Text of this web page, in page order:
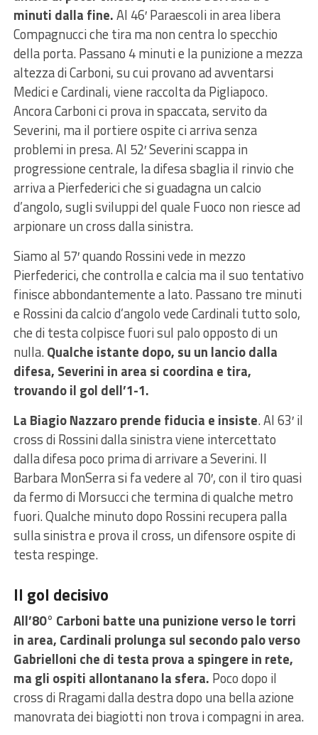
minuti dalla fine.Al 46′ Paraescoli in area libera
Compagnucci che tira ma non centra lo specchio
della porta. Passano 4 minuti e la punizione a mezza
altezza di Carboni, su cui provano ad avventarsi
Medici e Cardinali, viene raccolta da Pigliapoco.
Ancora Carboni ci prova in spaccata, servito da
Severini, ma il portiere ospite ci arriva senza
problemi in presa. Al 52′ Severini scappa in
progressione centrale, la difesa sbaglia il rinvio che
arriva a Pierfederici che si guadagna un calcio
d’angolo, sugli sviluppi del quale Fuoco non riesce ad
arpionare un cross dalla sinistra.
Siamo al 57′ quando Rossini vede in mezzo
Pierfederici, che controlla e calcia ma il suo tentativo
finisce abbondantemente a lato. Passano tre minuti
e Rossini da calcio d’angolo vede Cardinali tutto solo,
che di testa colpisce fuori sul palo opposto di un
nulla.Qualche istante dopo, su un lancio dalla
difesa, Severini in area si coordina e tira,
trovando il gol dell’1-1.
La Biagio Nazzaro prende fiducia e insiste. Al 63′ il
cross di Rossini dalla sinistra viene intercettato
dalla difesa poco prima di arrivare a Severini. Il
Barbara MonSerra si fa vedere al 70′, con il tiro quasi
da fermo di Morsucci che termina di qualche metro
fuori. Qualche minuto dopo Rossini recupera palla
sulla sinistra e prova il cross, un difensore ospite di
testa respinge.
Il gol decisivo
All’80° Carboni batte una punizione verso le torri
in area, Cardinali prolunga sul secondo palo verso
Gabrielloni che di testa prova a spingere in rete,
ma gli ospiti allontanano la sfera. Poco dopo il
cross di Rragami dalla destra dopo una bella azione
manovrata dei biagiotti non trova i compagni in area.